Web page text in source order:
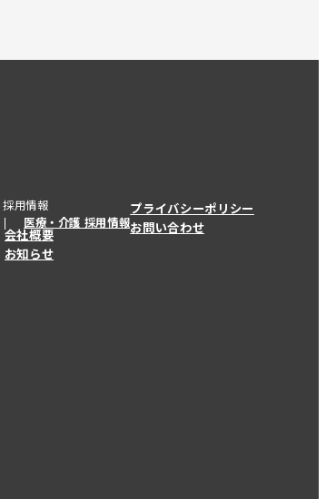
採用情報
医療・介護 採用情報
会社概要
お知らせ
プライバシーポリシー
お問い合わせ